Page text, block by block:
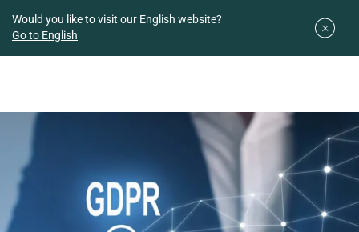
Would you like to visit our English website?
Go to English